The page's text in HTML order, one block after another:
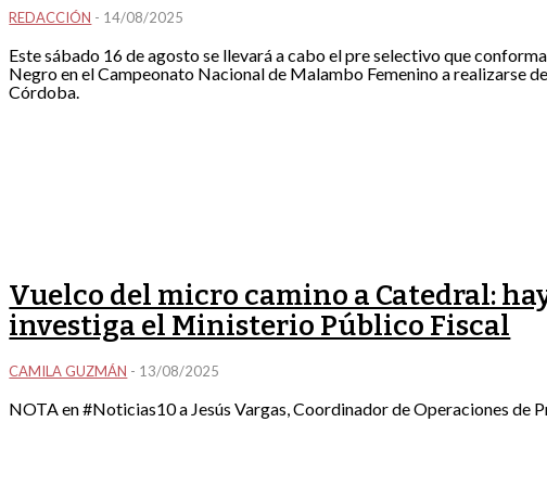
REDACCIÓN - 14/08/2025
Este sábado 16 de agosto se llevará a cabo el pre selectivo que
Negro en el Campeonato Nacional de Malambo Femenino a realizarse
Córdoba.
Vuelco del micro camino a Catedral:
investiga el Ministerio Público Fiscal
CAMILA GUZMÁN - 13/08/2025
NOTA en #Noticias10 a Jesús Vargas, Coordinador de Operaciones de